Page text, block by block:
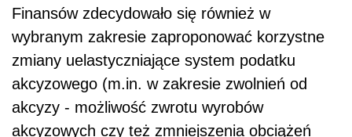
Finansów zdecydowało się również w
wybranym zakresie zaproponować korzystne
zmiany uelastyczniające system podatku
akcyzowego (m.in. w zakresie zwolnień od
akcyzy - możliwość zwrotu wyrobów
akcyzowych czy też zmniejszenia obciążeń